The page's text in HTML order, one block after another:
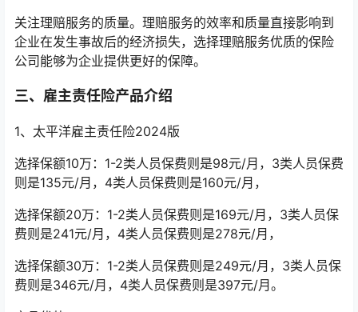
关注理赔服务的质量。理赔服务的效率和质量直接影响到
企业在发生事故后的经济损失，选择理赔服务优质的保险
公司能够为企业提供更好的保障。
三、雇主责任险产品介绍
1、太平洋雇主责任险2024版
选择保额10万：1-2类人员保费则是98元/月，3类人员保费
则是135元/月，4类人员保费则是160元/月，
选择保额20万：1-2类人员保费则是169元/月，3类人员保
费则是241元/月，4类人员保费则是278元/月，
选择保额30万：1-2类人员保费则是249元/月，3类人员保
费则是346元/月，4类人员保费则是397元/月。